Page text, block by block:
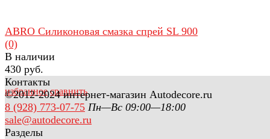
избранное сравнить
ABRO Силиконовая смазка спрей SL 900
(0)
В наличии
430 руб.
Контакты
©2012-2024 интернет-магазин Autodecore.ru
8 (928) 773-07-75 Пн—Вс 09:00—18:00
sale@autodecore.ru
Разделы